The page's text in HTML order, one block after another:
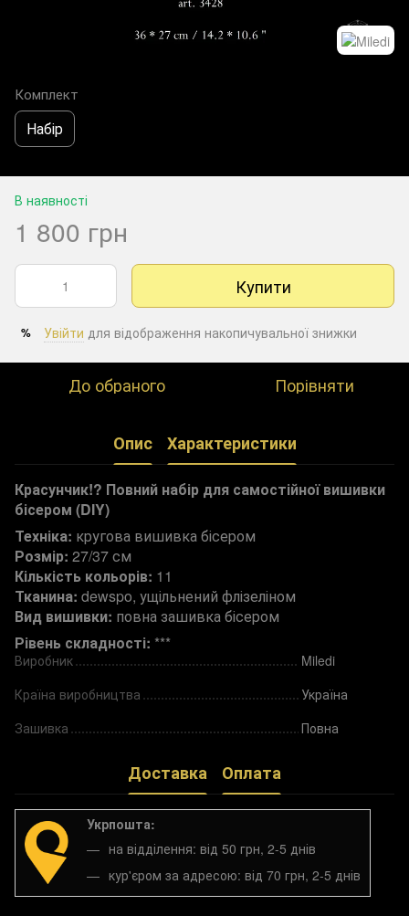
Комплект
Набір
В наявності
1 800 грн
Купити
% Увійти для відображення накопичувальної знижки
До обраного Порівняти
Опис Характеристики
Красунчик!? Повний набір для самостійної вишивки
бісером (DIY)
Техніка: кругова вишивка бісером
Розмір: 27/37 см
Кількість кольорів: 11
Тканина: dewspo, ущільнений флізеліном
Вид вишивки: повна зашивка бісером
Рівень складності: ***
Виробник
Miledi
Країна виробництва
Україна
Зашивка
Повна
Доставка Оплата
Укрпошта:
на відділення: від 50 грн, 2-5 днів
кур'єром за адресою: від 70 грн, 2-5 днів